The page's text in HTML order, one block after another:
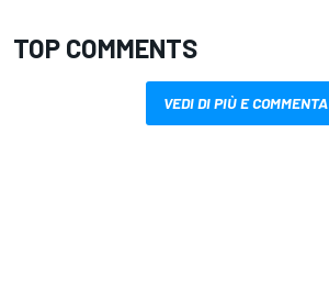
TOP COMMENTS
VEDI DI PIÙ E COMMENTA